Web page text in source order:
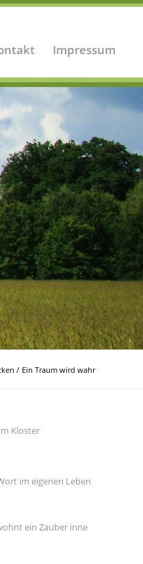
Impressum
/ Ein Traum wird wahr
Kloster
im eigenen Leben
ein Zauber inne